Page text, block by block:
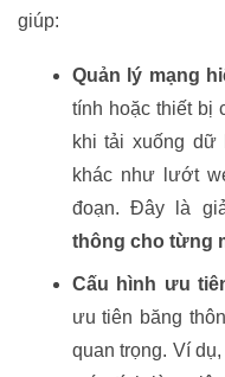
giúp:
Quản lý mạng
tính hoặc thiết bị
khi tải xuống dữ
khác như lướt
đoạn. Đây là
thông cho từng
Cấu hình ưu
ưu tiên băng
quan trọng. Ví